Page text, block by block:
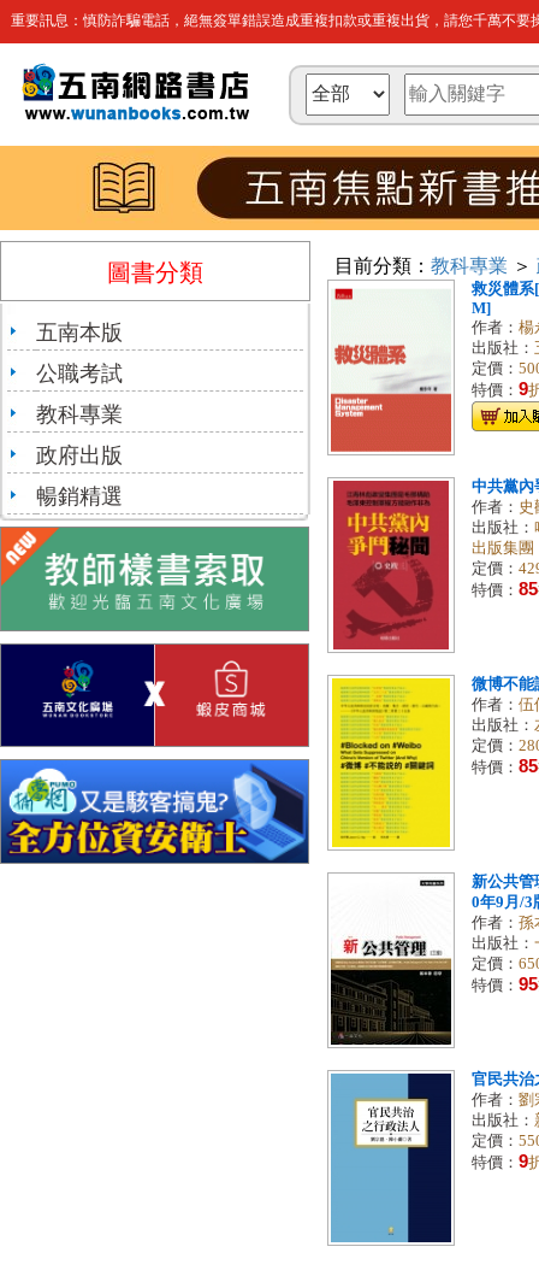
重要訊息：慎防詐騙電話，絕無簽單錯誤造成重複扣款或重複出貨，請您千萬不要
圖書分類
五南本版
公職考試
教科專業
政府出版
暢銷精選
目前分類： 教科專業 ＞
救災體系
M]
作者： 楊
出版社：
定價：
特價： 9
中共黨內
作者： 史
出版社：
出版集團
定價：
特價： 85
微博不能
作者： 伍
出版社：
定價：
特價： 85
新公共管
0年9月/3
作者： 孫
出版社：
定價：
特價： 95
官民共治
作者： 劉
出版社：
定價：
特價： 9